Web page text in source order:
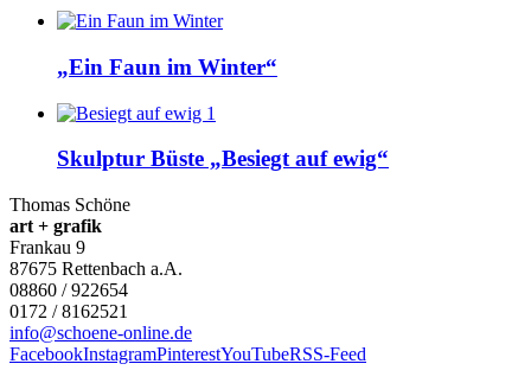
„Ein Faun im Winter“
Skulptur Büste „Besiegt auf ewig“
Thomas Schöne
art + grafik
Frankau 9
87675 Rettenbach a.A.
08860 / 922654
0172 / 8162521
info@schoene-online.de
FacebookInstagramPinterestYouTubeRSS-Feed